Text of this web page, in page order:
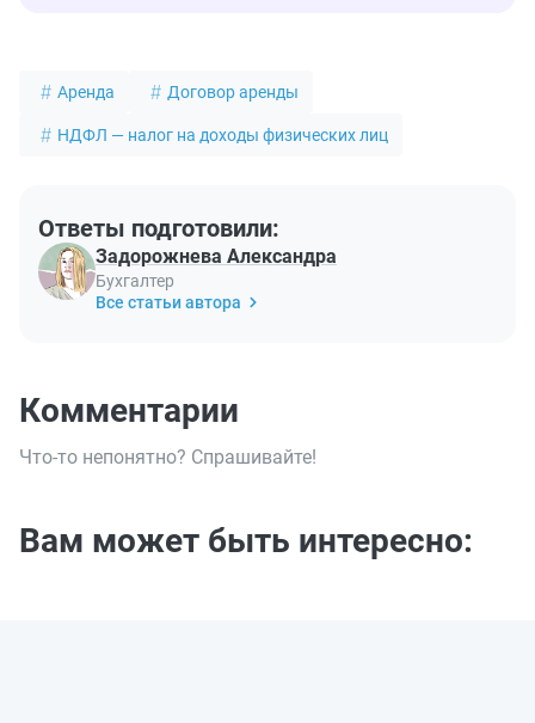
Аренда Договор аренды
НДФЛ — налог на доходы физических лиц
Ответы подготовили:
Задорожнева Александра
Бухгалтер
Все статьи автора
Комментарии
Что-то непонятно? Спрашивайте!
Вам может быть интересно: